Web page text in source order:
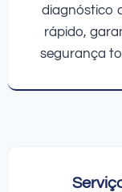
diagnóstico
rápido,
segurança